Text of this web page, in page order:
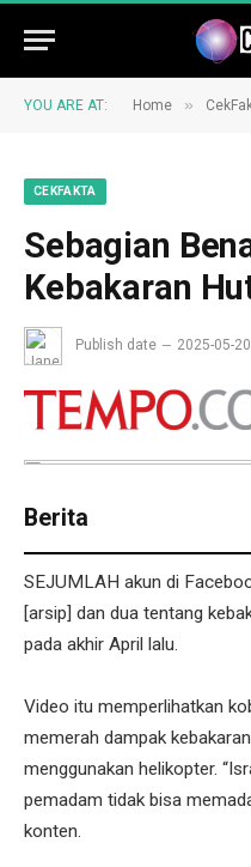
YOU ARE AT: Home »
CEKFAKTA
Sebagian
Kebakaran
Publish date 2025-05-20
Berita
SEJUMLAH akun di
[arsip] dan dua tentang
pada akhir April lalu.
Video itu memperlihatkan
memerah dampak
menggunakan helikopter.
pemadam tidak bisa
konten.